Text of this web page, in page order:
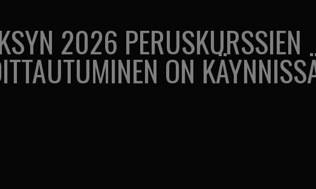
2026 PERUSKURSSIEN
ON